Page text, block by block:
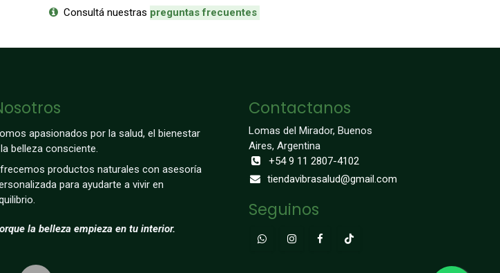
Consultá nuestras preguntas frecuentes
apasionados por la salud, el bienestar
belleza consciente.
productos naturales con asesoría
para ayudarte a vivir en
la belleza empieza en tu interior.
Contactanos
Lomas del Mirador, Buenos
Aires, Argentina
+54 9 11 2807-4102
tiendavibrasalud@gmail.com
Seguinos